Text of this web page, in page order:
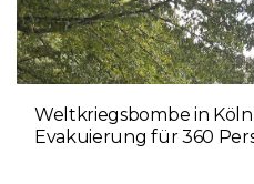
Weltkriegsbombe in
Evakuierung für 360